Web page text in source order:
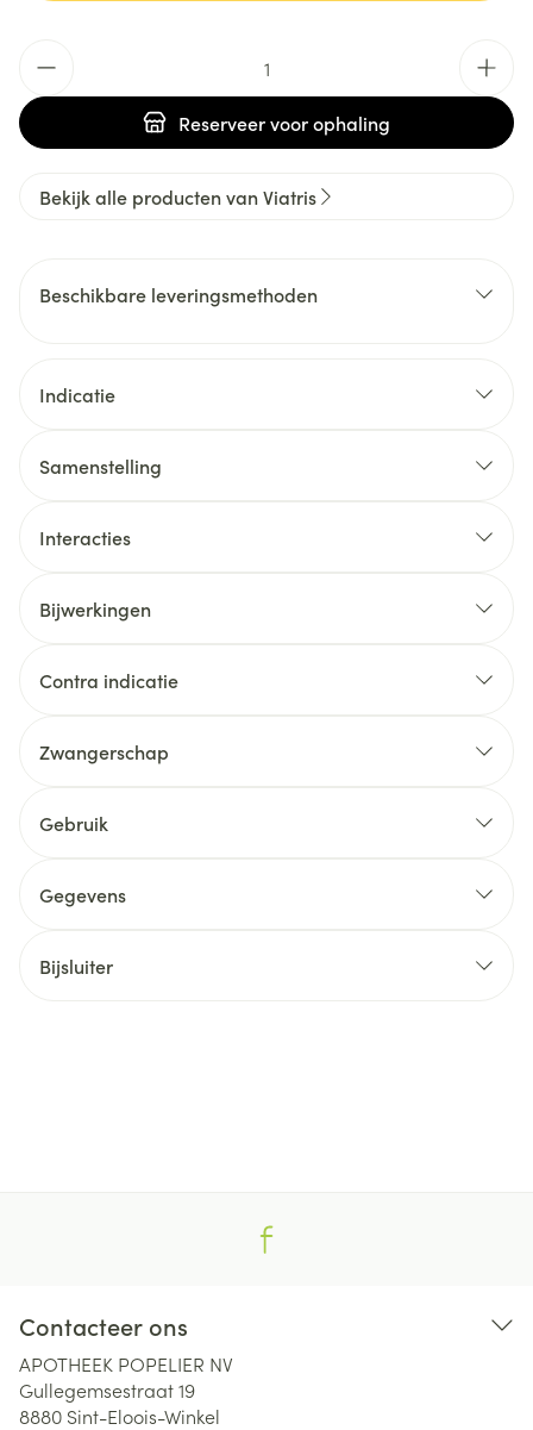
Reserveervoor ophaling
Bekijk alle producten van Viatris
Beschikbare leveringsmethoden
Indicatie
Samenstelling
Interacties
Bijwerkingen
Contra indicatie
Zwangerschap
Gebruik
Gegevens
Bijsluiter
Contacteer ons
APOTHEEK POPELIER NV
Gullegemsestraat 19
8880 Sint-Eloois-Winkel